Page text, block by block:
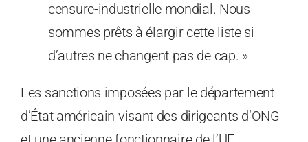
censure-industrielle mondial. Nous
sommes prêts à élargir cette liste si
d’autres ne changent pas de cap. »
Les sanctions imposées par le département
d’État américain visant des dirigeants d’ONG